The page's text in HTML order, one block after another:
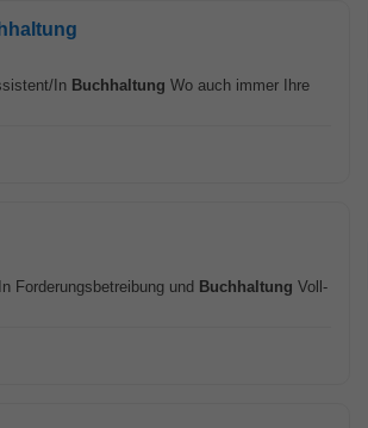
In Buchhaltung Wo auch immer Ihre
Forderungsbetreibung und Buchhaltung Voll-